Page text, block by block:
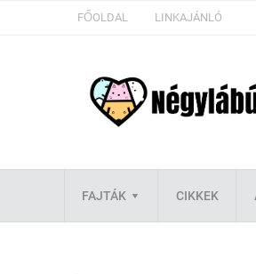
FŐOLDAL LINKAJÁNLÓ
FAJTÁK CIKKEK